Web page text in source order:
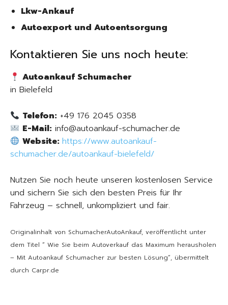
Lkw-Ankauf
Autoexport und Autoentsorgung
Kontaktieren Sie uns noch heute:
Autoankauf Schumacher
in Bielefeld
Telefon: +49 176 2045 0358
E-Mail: info@autoankauf-schumacher.de
Website:https://www.autoankauf-
schumacher.de/autoankauf-bielefeld/
Nutzen Sie noch heute unseren kostenlosen Service
und sichern Sie sich den besten Preis für Ihr
Fahrzeug – schnell, unkompliziert und fair.
Originalinhalt von SchumacherAutoAnkauf, veröffentlicht unter
dem Titel “ Wie Sie beim Autoverkauf das Maximum herausholen
– Mit Autoankauf Schumacher zur besten Lösung“, übermittelt
durch Carpr.de